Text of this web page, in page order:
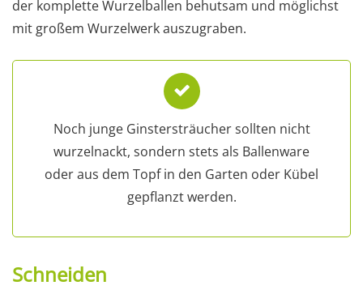
der komplette Wurzelballen behutsam und möglichst
mit großem Wurzelwerk auszugraben.
Noch junge Ginstersträucher sollten nicht
wurzelnackt, sondern stets als Ballenware
oder aus dem Topf in den Garten oder Kübel
gepflanzt werden.
Schneiden